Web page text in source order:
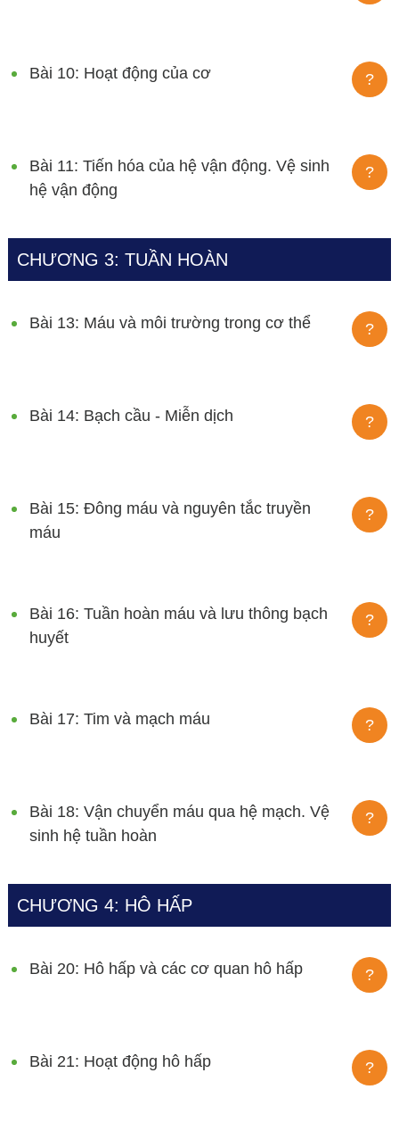
Bài 10: Hoạt động của cơ ?
Bài 11: Tiến hóa của hệ vận động. Vệ sinh
hệ vận động
?
CHƯƠNG 3: TUẦN HOÀN
Bài 13: Máu và môi trường trong cơ thể ?
Bài 14: Bạch cầu - Miễn dịch ?
Bài 15: Đông máu và nguyên tắc truyền
máu
?
Bài 16: Tuần hoàn máu và lưu thông bạch
huyết
?
Bài 17: Tim và mạch máu ?
Bài 18: Vận chuyển máu qua hệ mạch. Vệ
sinh hệ tuần hoàn
?
CHƯƠNG 4: HÔ HẤP
Bài 20: Hô hấp và các cơ quan hô hấp ?
Bài 21: Hoạt động hô hấp ?